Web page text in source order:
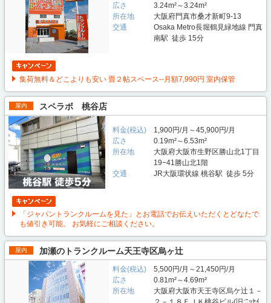
広さ
3.24m²～3.24m²
所在地
大阪府門真市桑才新町9-13
交通
Osaka Metro長堀鶴見緑地線 門真
南駅 徒歩 15分
集荷無料＆どこよりも安い 畳２帖スペース--月額7,990円 室内保管
屋内 スペラボ 桃谷店
料金(税込)
1,900円/月～45,900円/月
広さ
0.19m²～6.53m²
所在地
大阪府大阪市生野区勝山北1丁目
19−41勝山北1階
交通
JR大阪環状線 桃谷駅 徒歩 5分
「ジャパントランクルームを見た」とお電話でお伝えいただくとどなたで
も値引き可能。 お気軽にご相談ください。
屋内 加瀬のトランクルーム天王寺区烏ヶ辻
料金(税込)
5,500円/月～21,450円/月
広さ
0.81m²～4.69m²
所在地
大阪府大阪市天王寺区烏ケ辻１－